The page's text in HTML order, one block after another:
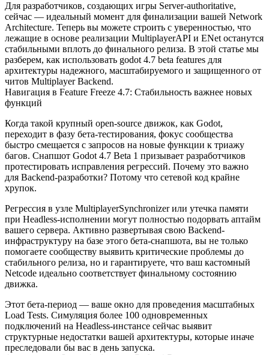
Для разработчиков, создающих игры Server-authoritative,
сейчас — идеальный момент для финализации вашей Network
Architecture. Теперь вы можете строить с уверенностью, что
лежащие в основе реализации MultiplayerAPI и ENetостанутся
стабильными вплоть до финального релиза. В этой статье мы
разберем, как использовать godot 4.7 beta features для
архитектуры надежного, масштабируемого и защищенного от
читов Multiplayer Backend.
Навигация в Feature Freeze 4.7: Стабильность важнее новых
функций
Когда такой крупный open-source движок, как Godot,
переходит в фазу бета-тестирования, фокус сообщества
быстро смещается с запросов на новые функции к триажу
багов. Снапшот Godot 4.7 Beta 1 призывает разработчиков
протестировать исправления регрессий. Почему это важно
для Backend-разработки? Потому что сетевой код крайне
хрупок.
Регрессия в узле MultiplayerSynchronizerили утечка памяти
при Headless-исполнении могут полностью подорвать аптайм
вашего сервера. Активно развертывая свою Backend-
инфраструктуру на базе этого бета-снапшота, вы не только
помогаете сообществу выявить критические проблемы до
стабильного релиза, но и гарантируете, что ваш кастомный
Netcode идеально соответствует финальному состоянию
движка.
Этот бета-период — ваше окно для проведения масштабных
Load Tests. Симуляция более 100 одновременных
подключений на Headless-инстансе сейчас выявит
структурные недостатки вашей архитектуры, которые иначе
преследовали бы вас в день запуска.